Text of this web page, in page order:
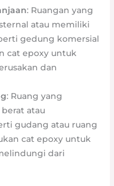
: Ruangan yang
atau memiliki
gedung komersial
cat epoxy untuk
dan
: Ruang yang
atau
gudang atau ruang
cat epoxy untuk
dari